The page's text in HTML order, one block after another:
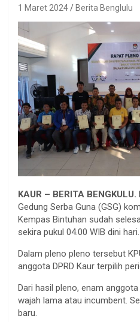
1 Maret 2024 Berita Benglulu
KAUR – BERITA BENGKULU.
Gedung Serba Guna (GSG)
Kempas Bintuhan sudah
sekira pukul 04.00 WIB dini hari.
Dalam pleno pleno tersebut
anggota DPRD Kaur terpilih
Dari hasil pleno, enam anggota
wajah lama atau incumbent.
baru.